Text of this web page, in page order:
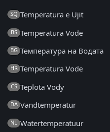
SQ Temperatura e Ujit
BS Temperatura Vode
BG Температура на Водата
HR Temperatura Vode
CS Teplota Vody
DA Vandtemperatur
NL Watertemperatuur